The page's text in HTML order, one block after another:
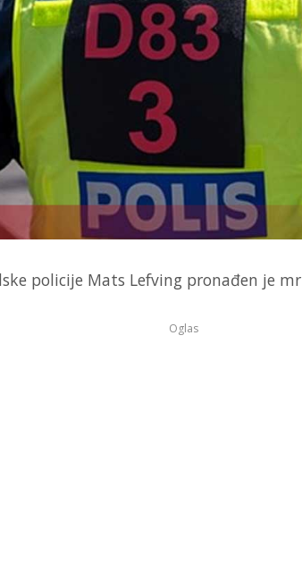
policije Mats Lefving pronađen je
Oglas